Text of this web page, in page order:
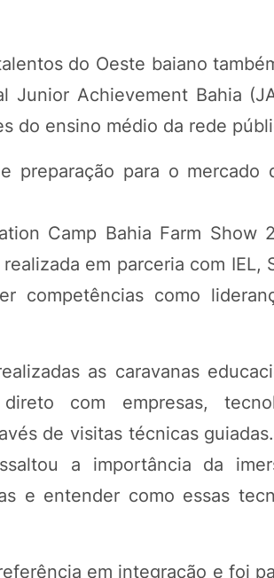
do Oeste baiano
Junior Achievement Bahia
do ensino médio da rede
preparação para o
Camp Bahia Farm Show
em parceria com IEL,
competências como
as caravanas
com empresas,
de visitas técnicas
a importância da
e entender como essas
em integração e foi